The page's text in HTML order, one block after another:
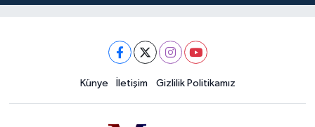
Künye İletişim Gizlilik Politikamız